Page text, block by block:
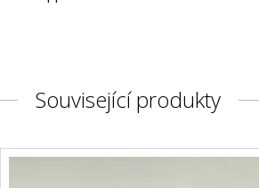
Související produkty